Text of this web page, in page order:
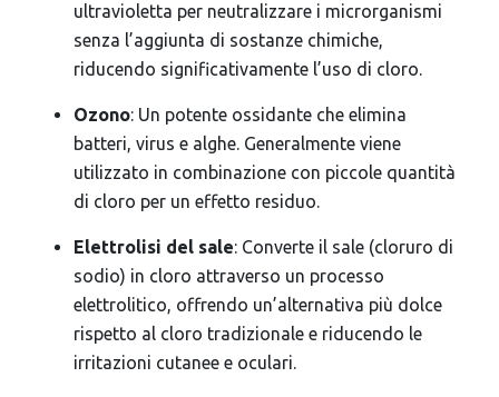
ultravioletta per neutralizzare i microrganismi
senza l’aggiunta di sostanze chimiche,
riducendo significativamente l’uso di cloro.
Ozono: Un potente ossidante che elimina
batteri, virus e alghe. Generalmente viene
utilizzato in combinazione con piccole quantità
di cloro per un effetto residuo.
Elettrolisi del sale: Converte il sale (cloruro di
sodio) in cloro attraverso un processo
elettrolitico, offrendo un’alternativa più dolce
rispetto al cloro tradizionale e riducendo le
irritazioni cutanee e oculari.